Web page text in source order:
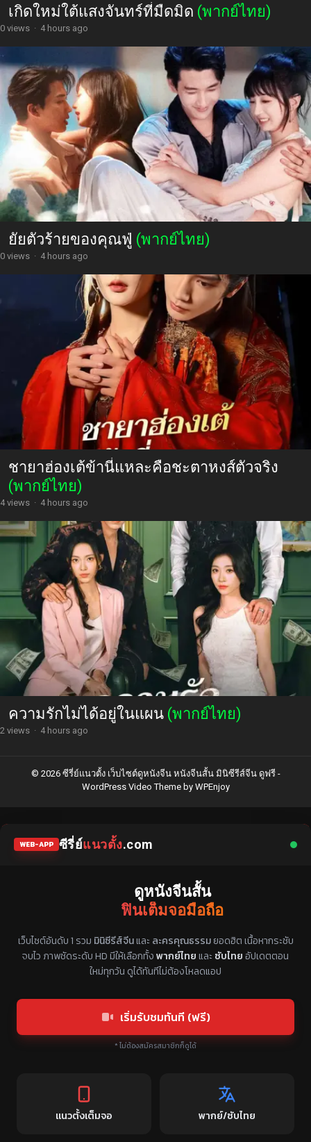
เกิดใหม่ใต้แสงจันทร์ที่มืดมิด (พากย์ไทย)
0 views · 4 hours ago
ยัยตัวร้ายของคุณฟู่ (พากย์ไทย)
0 views · 4 hours ago
ชายาฮ่องเต้ข้านี่แหละคือชะตาหงส์ตัวจริง
(พากย์ไทย)
4 views · 4 hours ago
ความรักไม่ได้อยู่ในแผน (พากย์ไทย)
2 views · 4 hours ago
© 2026 ซีรี่ย์แนวตั้ง เว็บไซต์ดูหนังจีน หนังจีนสั้น มินิซีรีส์จีน ดูฟรี -
WordPress Video Themeby WPEnjoy
WEB-APP ซีรี่ย์แนวตั้ง.com
ดูหนังจีนสั้น
ฟินเต็มจอมือถือ
เว็บไซต์อันดับ 1 รวม มินิซีรีส์จีนและ ละครคุณธรรมยอดฮิต เนื้อหากระชับ
จบไว ภาพชัดระดับ HD มีให้เลือกทั้งพากย์ไทยและ ซับไทยอัปเดตตอน
ใหม่ทุกวัน ดูได้ทันทีไม่ต้องโหลดแอป
เริ่มรับชมทันที (ฟรี)
* ไม่ต้องสมัครสมาชิกก็ดูได้
แนวตั้งเต็มจอ พากย์/ซับไทย